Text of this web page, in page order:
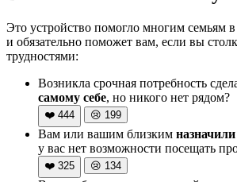
Это устройство помогло многим семьям
и обязательно поможет вам, если вы
трудностями:
Возникла срочная потребность
самому себе, но никого нет рядом?
❤️ 444 😢 199
Вам или вашим близким
у вас нет возможности посещать
❤️ 325 😢 134